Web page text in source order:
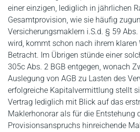
einer einzigen, lediglich in jährlichen
Gesamtprovision, wie sie häufig
Versicherungsmaklern i.S.d. § 59
wird, kommt schon nach ihrem klaren
Betracht. Im Übrigen stünde einer
305c Abs. 2 BGB entgegen, wonach
Auslegung von AGB zu Lasten des
erfolgreiche Kapitalvermittlung stellt
Vertrag lediglich mit Blick auf das
Maklerhonorar als für die Entstehung
Provisionsanspruchs hinreichende